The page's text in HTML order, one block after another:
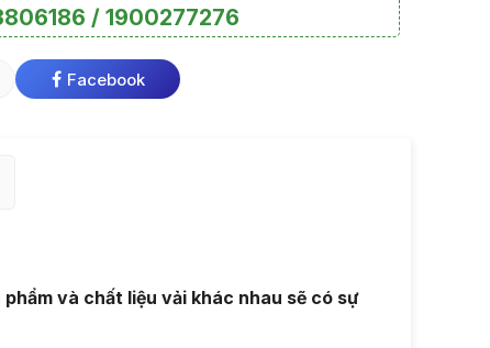
/ 1900277276
Facebook
và chất liệu vải khác nhau sẽ có sự